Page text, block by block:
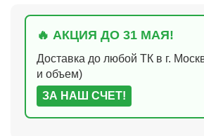
🔥 АКЦИЯ ДО 31 МАЯ!
Доставка до любой ТК в г.
и объем)
ЗА НАШ СЧЕТ!